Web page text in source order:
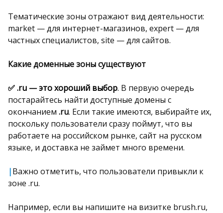
Тематические зоны отражают вид деятельности:
market — для интернет-магазинов, expert — для
частных специалистов, site — для сайтов.
Какие доменные зоны существуют
✅ .ru — это хороший выбор. В первую очередь
постарайтесь найти доступные домены с
окончанием .ru. Если такие имеются, выбирайте их,
поскольку пользователи сразу поймут, что вы
работаете на российском рынке, сайт на русском
языке, и доставка не займет много времени.
|Важно отметить, что пользователи привыкли к
зоне .ru.
Например, если вы напишите на визитке brush.ru,